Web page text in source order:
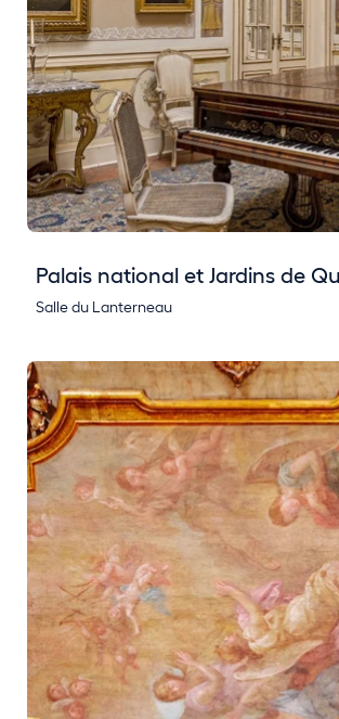
Palais national et Jardins de
Salle du Lanterneau